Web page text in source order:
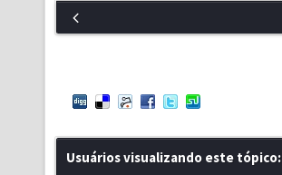
Usuários visualizando este tópico: